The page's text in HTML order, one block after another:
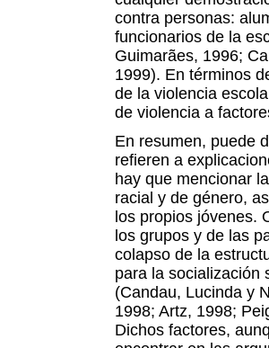
contra personas:
funcionarios de la
Guimarães, 1996;
1999). En términos
de la violencia
de violencia a
En resumen, puede
refieren a
hay que mencionar
racial y de género,
los propios jóvenes.
los grupos y de las
colapso de la
para la socialización
(Candau, Lucinda y
1998; Artz, 1998;
Dichos factores,